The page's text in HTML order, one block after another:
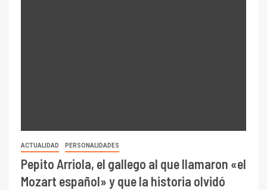
ACTUALIDAD PERSONALIDADES
Pepito Arriola, el gallego al que llamaron «el
Mozart español» y que la historia olvidó